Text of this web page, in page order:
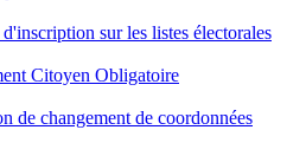
sur les listes électorales
Citoyen Obligatoire
de changement de coordonnées